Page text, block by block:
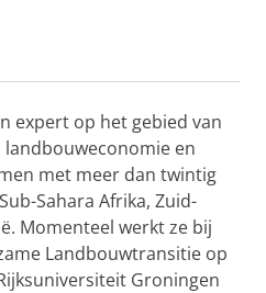
expert op het gebied van
en
met meer dan twintig
Sahara Afrika, Zuid-
Momenteel werkt ze bij
Landbouwtransitie op
Groningen